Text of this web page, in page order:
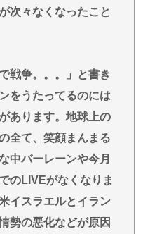
迷惑だったな
被害女性「バウムクーヘ
さ…
走行しギネス記録を
スなくEVよりエコを証明
１ヶ月で９６００人死亡
て作品教えて
所教えて🥺
次々なくなったこと
戦争。。。」と書き
をうたってるのには
あります。地球上の
全て、笑顔まんまる
中バーレーンや今月
のLIVEがなくなりま
イスラエルとイラン
勢の悪化などが原因